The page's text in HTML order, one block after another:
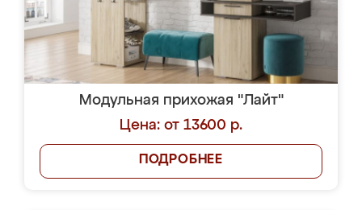
Модульная прихожая "Лайт"
Цена: от 13600 р.
ПОДРОБНЕЕ